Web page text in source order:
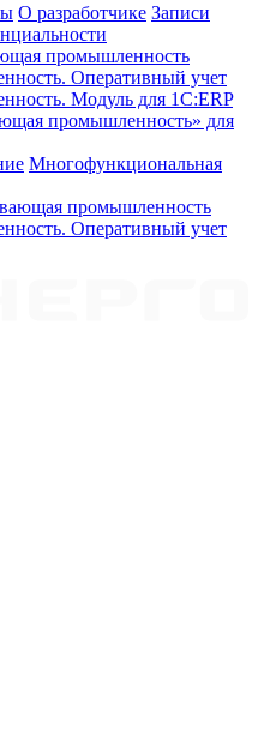
О разработчике Записи
промышленность
Оперативный учет
Модуль для 1С:ERP
промышленность» для
Многофункциональная
промышленность
Оперативный учет